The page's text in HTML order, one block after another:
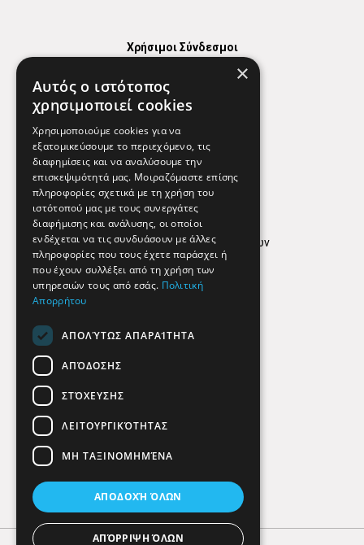
Χρήσιμοι Σύνδεσμοι
Χρήσιμα Τηλέφωνα
Εφημερεύοντα Φαρμακεία
Απόρρητο
Όροι Χρήσης
Πολιτική προστασίας δεδομένων
Findhere
Social Media
×
Αυτός ο ιστότοπος
χρησιμοποιεί cookies
Χρησιμοποιούμε cookies για να
εξατομικεύσουμε το περιεχόμενο, τις
διαφημίσεις και να αναλύσουμε την
επισκεψιμότητά μας. Μοιραζόμαστε επίσης
πληροφορίες σχετικά με τη χρήση του
ιστότοπού μας με τους συνεργάτες
διαφήμισης και ανάλυσης, οι οποίοι
ενδέχεται να τις συνδυάσουν με άλλες
πληροφορίες που τους έχετε παράσχει ή
που έχουν συλλέξει από τη χρήση των
υπηρεσιών τους από εσάς. Πολιτική
Απορρήτου
ΑΠΟΛΎΤΩΣ ΑΠΑΡΑΊΤΗΤΑ
ΑΠΌΔΟΣΗΣ
ΣΤΌΧΕΥΣΗΣ
ΛΕΙΤΟΥΡΓΙΚΌΤΗΤΑΣ
ΜΗ ΤΑΞΙΝΟΜΗΜΈΝΑ
ΑΠΟΔΟΧΉ ΌΛΩΝ
ΑΠΌΡΡΙΨΗ ΌΛΩΝ